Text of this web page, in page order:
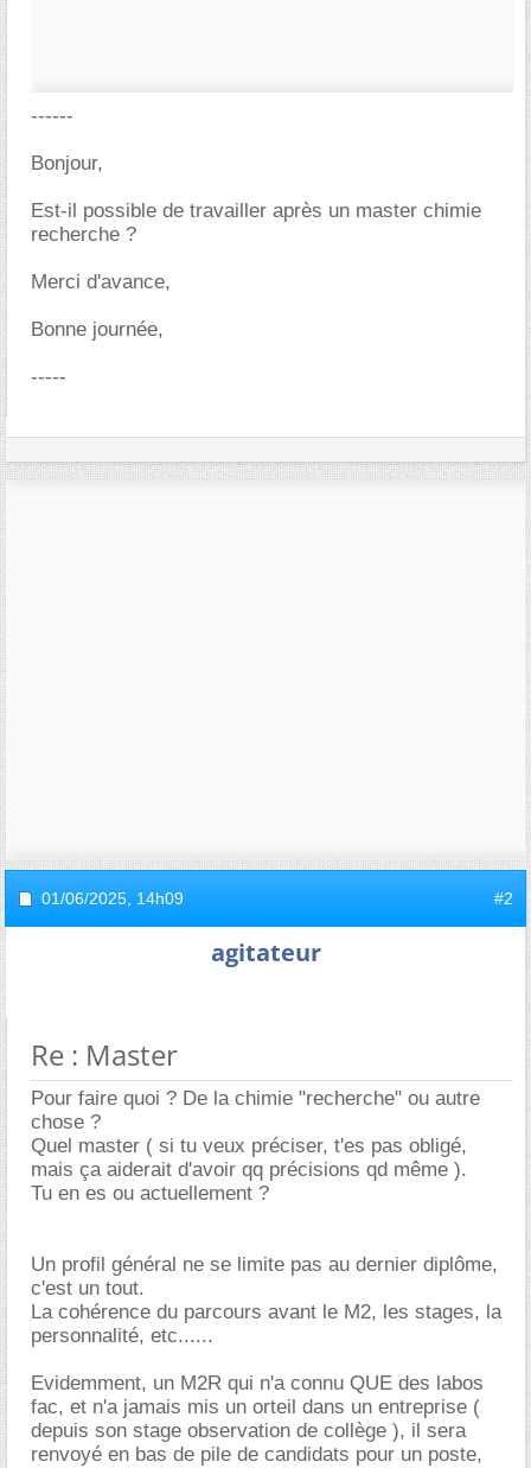
------
Bonjour,
Est-il possible de travailler après un master chimie
recherche ?
Merci d'avance,
Bonne journée,
-----
01/06/2025, 14h09 #2
agitateur
Re : Master
Pour faire quoi ? De la chimie "recherche" ou autre
chose ?
Quel master ( si tu veux préciser, t'es pas obligé,
mais ça aiderait d'avoir qq précisions qd même ).
Tu en es ou actuellement ?
Un profil général ne se limite pas au dernier diplôme,
c'est un tout.
La cohérence du parcours avant le M2, les stages, la
personnalité, etc......
Evidemment, un M2R qui n'a connu QUE des labos
fac, et n'a jamais mis un orteil dans un entreprise (
depuis son stage observation de collège ), il sera
renvoyé en bas de pile de candidats pour un poste,